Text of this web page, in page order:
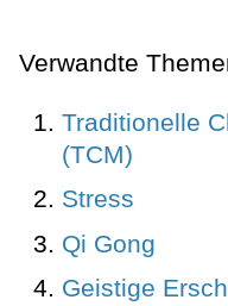
Verwandte
Traditionelle
(TCM)
Stress
Qi Gong
Geistige